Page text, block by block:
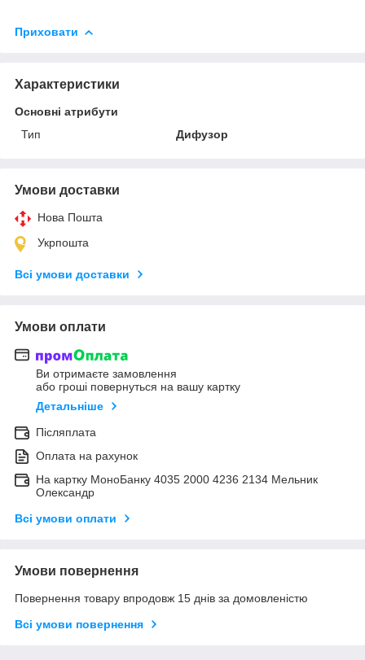
Приховати
Характеристики
Основні атрибути
Тип
Дифузор
Умови доставки
Нова Пошта
Укрпошта
Всі умови доставки
Умови оплати
Ви отримаєте замовлення
або гроші повернуться на вашу картку
Детальніше
Післяплата
Оплата на рахунок
На картку МоноБанку 4035 2000 4236 2134 Мельник
Олександр
Всі умови оплати
Умови повернення
Повернення товару впродовж 15 днів за домовленістю
Всі умови повернення